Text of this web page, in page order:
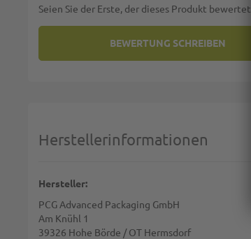
Seien Sie der Erste, der dieses Produkt bewertet
BEWERTUNG SCHREIBEN
Zusammenfassung:
Herstellerinformationen
Hersteller:
PCG Advanced Packaging GmbH
Am Knühl 1
39326 Hohe Börde / OT Hermsdorf